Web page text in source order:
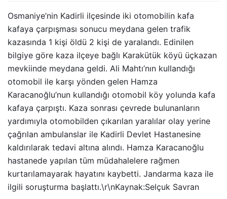
Osmaniye’nin Kadirli ilçesinde iki otomobilin kafa
kafaya çarpışması sonucu meydana gelen trafik
kazasında 1 kişi öldü 2 kişi de yaralandı. Edinilen
bilgiye göre kaza ilçeye bağlı Karakütük köyü üçkazan
mevkiinde meydana geldi. Ali Mahtı’nın kullandığı
otomobil ile karşı yönden gelen Hamza
Karacanoğlu’nun kullandığı otomobil köy yolunda kafa
kafaya çarpıştı. Kaza sonrası çevrede bulunanların
yardımıyla otomobilden çıkarılan yaralılar olay yerine
çağrılan ambulanslar ile Kadirli Devlet Hastanesine
kaldırılarak tedavi altına alındı. Hamza Karacanoğlu
hastanede yapılan tüm müdahalelere rağmen
kurtarılamayarak hayatını kaybetti. Jandarma kaza ile
ilgili soruşturma başlattı.\r\nKaynak:Selçuk Savran